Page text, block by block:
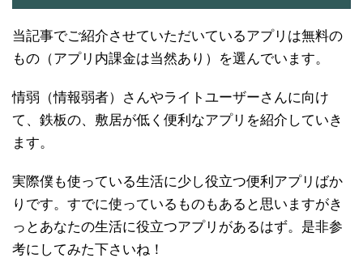
当記事でご紹介させていただいているアプリは無料の
もの（アプリ内課金は当然あり）を選んでいます。
情弱（情報弱者）さんやライトユーザーさんに向け
て、鉄板の、敷居が低く便利なアプリを紹介していき
ます。
実際僕も使っている生活に少し役立つ便利アプリばか
りです。すでに使っているものもあると思いますがき
っとあなたの生活に役立つアプリがあるはず。是非参
考にしてみた下さいね！